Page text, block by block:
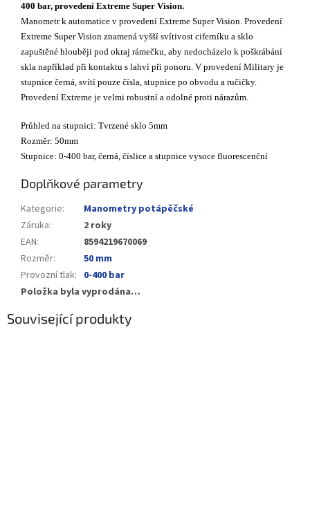
400 bar, provedení Extreme Super Vision.
Manometr k automatice v provedení Extreme Super Vision. Provedení
Extreme Super Vision znamená vyšší svítivost ciferníku a sklo
zapuštěné hlouběji pod okraj rámečku, aby nedocházelo k poškrábání
skla například při kontaktu s lahví při ponoru. V provedení Military je
stupnice černá, svítí pouze čísla, stupnice po obvodu a ručičky.
Provedení Extreme je velmi robustní a odolné proti nárazům.
Průhled na stupnici: Tvrzené sklo 5mm
Rozměr: 50mm
Stupnice: 0-400 bar, černá, číslice a stupnice vysoce fluorescenční
Doplňkové parametry
Kategorie:
Manometry potápěčské
Záruka:
2 roky
EAN:
8594219670069
Rozměr:
50 mm
Provozní tlak: 0-400 bar
Položka byla vyprodána…
Související produkty